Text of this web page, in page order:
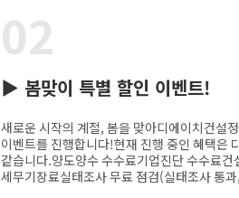
02
▶ 봄맞이 특별 할인 이벤트!
새로운 시작의 계절, 봄을 맞아디에이치건설
이벤트를 진행합니다!현재 진행 중인 혜택은
같습니다.양도양수 수수료기업진단 수수료건
세무기장료실태조사 무료 점검(실태조사 통